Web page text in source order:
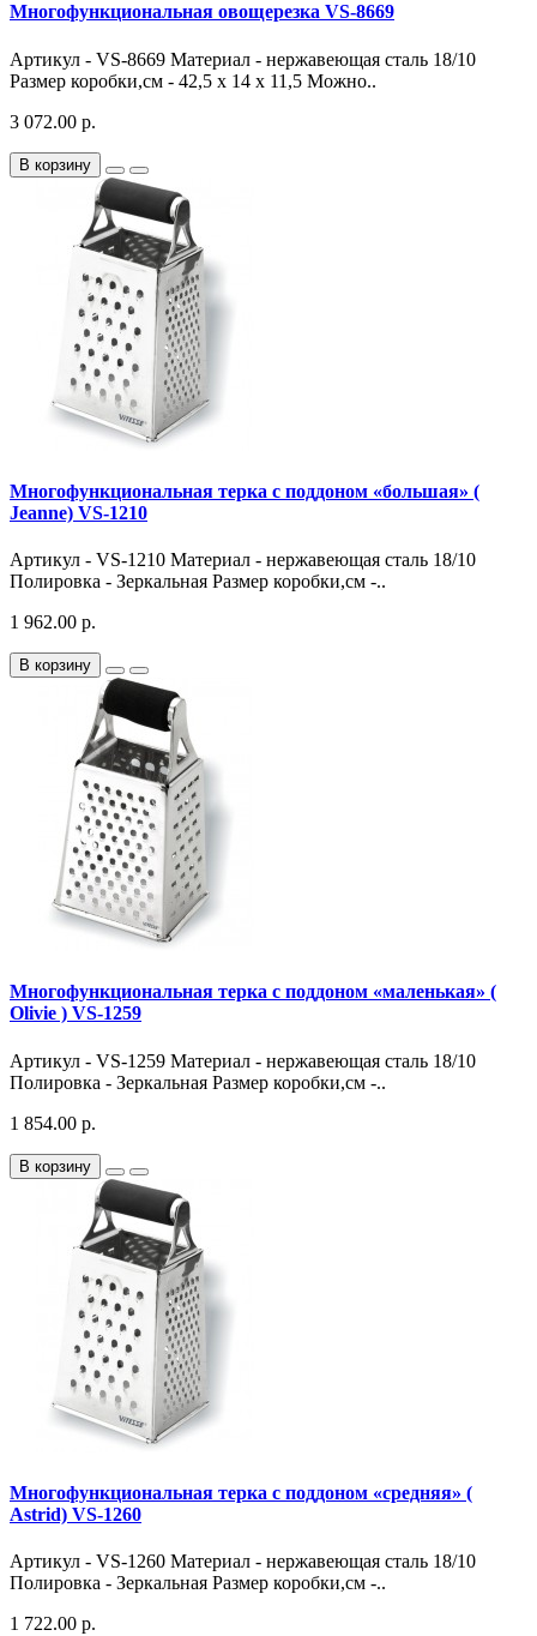
Многофункциональная овощерезка VS-8669
Артикул - VS-8669 Материал - нержавеющая сталь 18/10
Размер коробки,см - 42,5 x 14 x 11,5 Можно..
3 072.00 р.
В корзину
Многофункциональная терка с поддоном «большая» (
Jeanne) VS-1210
Артикул - VS-1210 Материал - нержавеющая сталь 18/10
Полировка - Зеркальная Размер коробки,см -..
1 962.00 р.
В корзину
Многофункциональная терка с поддоном «маленькая» (
Olivie ) VS-1259
Артикул - VS-1259 Материал - нержавеющая сталь 18/10
Полировка - Зеркальная Размер коробки,см -..
1 854.00 р.
В корзину
Многофункциональная терка с поддоном «средняя» (
Astrid) VS-1260
Артикул - VS-1260 Материал - нержавеющая сталь 18/10
Полировка - Зеркальная Размер коробки,см -..
1 722.00 р.